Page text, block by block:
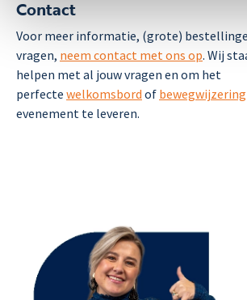
Contact
Voor meer informatie, (grote)
vragen, neem contact met ons op. Wij
helpen met al jouw vragen en om het
perfecte welkomsbord of bewegwijzering
evenement te leveren.